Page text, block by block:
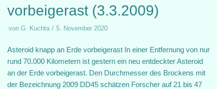
vorbeigerast (3.3.2009)
von G. Kuchta 5. November 2020
Asteroid knapp an Erde vorbeigerast In einer Entfernung von nur
rund 70.000 Kilometern ist gestern ein neu entdeckter Asteroid
an der Erde vorbeigerast. Den Durchmesser des Brockens mit
der Bezeichnung 2009 DD45 schätzen Forscher auf 21 bis 47